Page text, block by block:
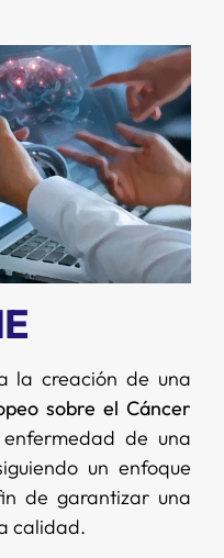
la creación de una
sobre el Cáncer
de una
un enfoque
de garantizar una
calidad.